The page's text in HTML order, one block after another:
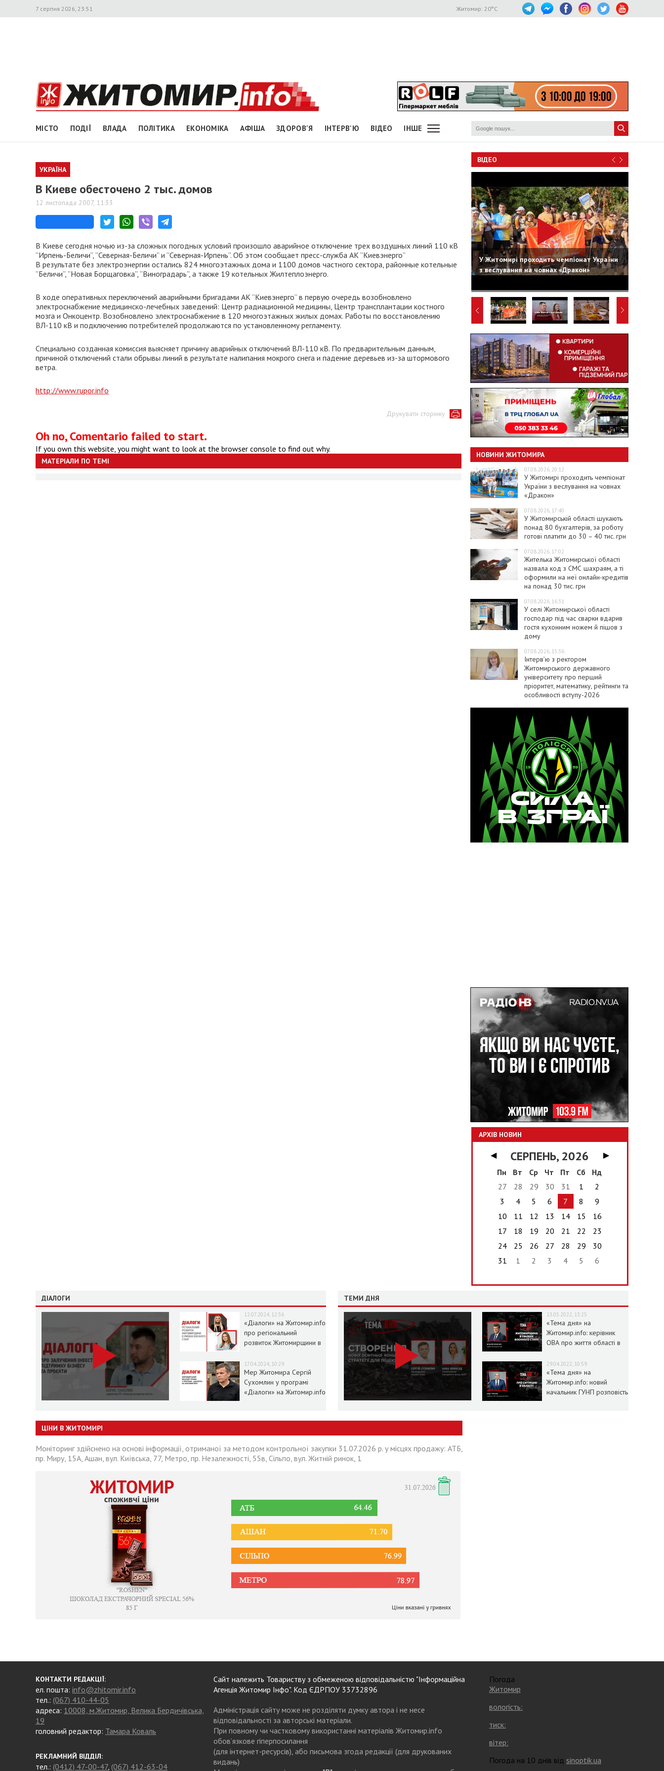
7 серпня 2026, 23:51 Житомир: 20°C
МІСТО ПОДІЇ ВЛАДА ПОЛІТИКА ЕКОНОМІКА АФІША ЗДОРОВ'Я ІНТЕРВ'Ю ВІДЕО ІНШЕ
УКРАЇНА
В Киеве обесточено 2 тыс. домов
12 листопада 2007, 11:33
В Киеве сегодня ночью из-за сложных погодных условий произошло аварийное отключение трех воздушных линий 110 кВ
”Ирпень-Беличи”, ”Северная-Беличи” и ”Северная-Ирпень”. Об этом сообщает пресс-служба АК ”Киевэнерго”
В результате без электроэнергии остались 824 многоэтажных дома и 1100 домов частного сектора, районные котельные
”Беличи”, ”Новая Борщаговка”, ”Виноградарь”, а также 19 котельных Жилтеплоэнерго.
В ходе оперативных переключений аварийными бригадами АК ”Киевэнерго” в первую очередь возобновлено
электроснабжение медицинско-лечебных заведений: Центр радиационной медицины, Центр трансплантации костного
мозга и Онкоцентр. Возобновлено электроснабжение в 120 многоэтажных жилых домах. Работы по восстановлению
ВЛ-110 кВ и подключению потребителей продолжаются по установленному регламенту.
Специально созданная комиссия выясняет причину аварийных отключений ВЛ-110 кВ. По предварительным данным,
причиной отключений стали обрывы линий в результате налипания мокрого снега и падение деревьев из-за штормового
ветра.
http://www.rupor.info
Друкувати сторінку
Oh no, Comentario failed to start.
If you own this website, you might want to look at the browser console to find out why.
МАТЕРІАЛИ ПО ТЕМІ
ВІДЕО
У Житомирі проходить чемпіонат України
з веслування на човнах «Дракон»
НОВИНИ ЖИТОМИРА
07.08.2026, 20:12
У Житомирі проходить чемпіонат
України з веслування на човнах
«Дракон»
07.08.2026, 17:40
У Житомирській області шукають
понад 80 бухгалтерів, за роботу
готові платити до 30 – 40 тис. грн
07.08.2026, 17:02
Жителька Житомирської області
назвала код з СМС шахраям, а ті
оформили на неї онлайн-кредитів
на понад 30 тис. грн
07.08.2026, 16:31
У селі Житомирської області
господар під час сварки вдарив
гостя кухонним ножем й пішов з
дому
07.08.2026, 15:36
Інтерв’ю з ректором
Житомирського державного
університету про перший
пріоритет, математику, рейтинги та
особливості вступу-2026
АРХІВ НОВИН
◀ СЕРПЕНЬ, 2026
▶
Пн
Вт Ср Чт Пт Сб
Нд
27
28 29 30 31 1
2
3
4 5 6 7 8
9
10
11 12 13 14 15
16
17
18 19 20 21 22
23
24
25 26 27 28 29
30
31
1 2 3 4 5 6
ДІАЛОГИ
12.07.2024, 12:36
«Діалоги» на Житомир.info
про регіональний
розвиток Житомирщини в
17.04.2024, 10:29
Мер Житомира Сергій
Сухомлин у програмі
«Діалоги» на Житомир.info
ТЕМИ ДНЯ
13.05.2022, 13:25
«Тема дня» на
Житомир.info: керівник
ОВА про життя області в
29.04.2022, 10:59
«Тема дня» на
Житомир.info: новий
начальник ГУНП розповість
ЦІНИ В ЖИТОМИРІ
Моніторинг здійснено на основі інформації, отриманої за методом контрольної закупки 31.07.2026 р. у місцях продажу: АТБ,
пр. Миру, 15А, Ашан, вул. Київська, 77, Метро, пр. Незалежності, 55в, Сільпо, вул. Житній ринок, 1
КОНТАКТИ РЕДАКЦІЇ:
ел. пошта: info@zhitomir.info
тел.: (067) 410-44-05
адреса: 10008, м.Житомир, Велика Бердичівська,
19
головний редактор: Тамара Коваль
РЕКЛАМНИЙ ВІДДІЛ:
тел.: (0412) 47-00-47, (067) 412-63-04
Сайт належить Товариству з обмеженою відповідальністю "Інформаційна
Агенція Житомир Інфо". Код ЄДРПОУ 33732896
Адміністрація сайту може не розділяти думку автора і не несе
відповідальності за авторські матеріали.
При повному чи частковому використанні матеріалів Житомир.info
обов’язкове гіперпосилання
(для інтернет-ресурсів), або письмова згода редакції (для друкованих
видань)
Погода
Житомир
вологість:
тиск:
вітер:
Погода на 10 днів від sinoptik.ua